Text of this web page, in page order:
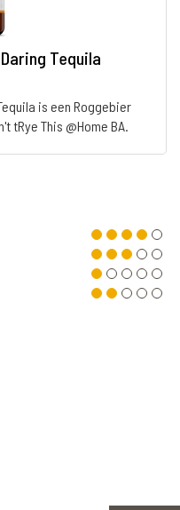
Tequila
is een Roggebier
tRye This @Home BA.